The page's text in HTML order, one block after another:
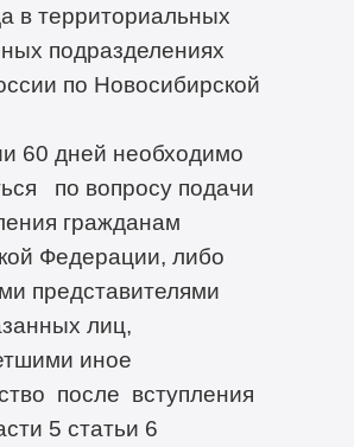
в территориальных
подразделениях
по Новосибирской
60 дней необходимо
по вопросу подачи
гражданам
Федерации, либо
представителями
лиц,
иное
после вступления
5 статьи 6